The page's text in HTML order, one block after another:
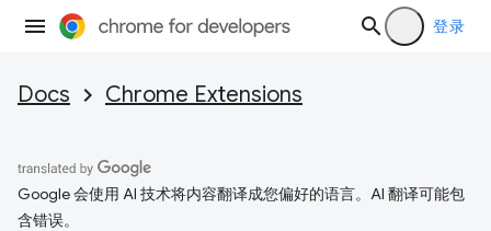
登录
Docs Chrome Extensions
Google 会使用 AI 技术将内容翻译成您偏好的语言。AI 翻译可能包
含错误。